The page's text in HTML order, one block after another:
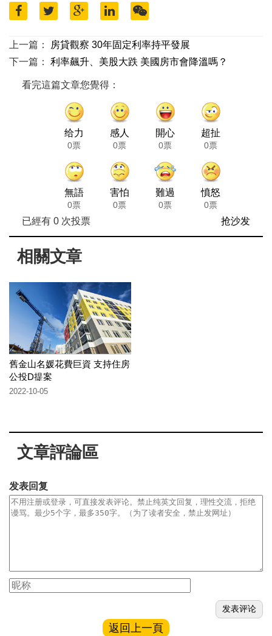
上一篇：
房貸觀察 30年固定利率持平發展
下一篇：
利率飆升、美股大跌 美國房市會降溫嗎？
看完這篇文章您覺得：
给力
0票
感人
0票
開心
0票
超扯
0票
無語
0票
害怕
0票
難過
0票
憤怒
0票
已經有 0次投票 抢沙发
相關文章
舊金山名​​媛花費巨資 支持住房
公投D提案
2022-10-05
文章評論區
发表回复
返回上一頁